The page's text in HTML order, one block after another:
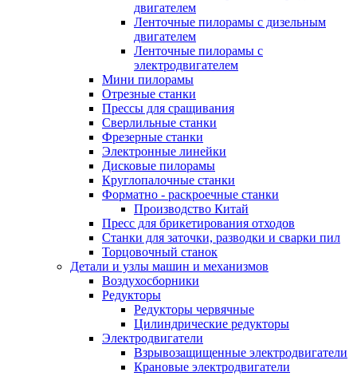
двигателем
Ленточные пилорамы с дизельным
двигателем
Ленточные пилорамы с
электродвигателем
Мини пилорамы
Отрезные станки
Прессы для сращивания
Сверлильные станки
Фрезерные станки
Электронные линейки
Дисковые пилорамы
Круглопалочные станки
Форматно - раскроечные станки
Производство Китай
Пресс для брикетирования отходов
Станки для заточки, разводки и сварки пил
Торцовочный станок
Детали и узлы машин и механизмов
Воздухосборники
Редукторы
Редукторы червячные
Цилиндрические редукторы
Электродвигатели
Взрывозащищенные электродвигатели
Крановые электродвигатели